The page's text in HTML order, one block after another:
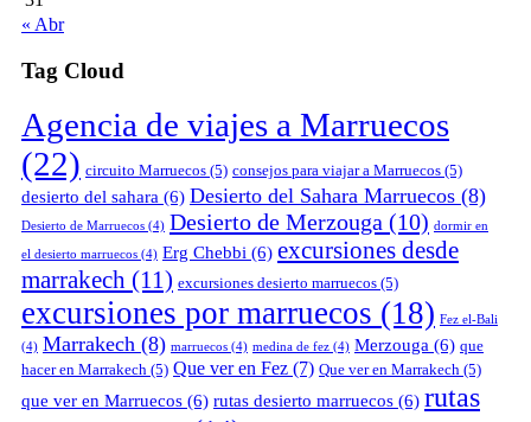
« Abr
Tag Cloud
Agencia de viajes a Marruecos
(22) circuito Marruecos (5) consejos para viajar a Marruecos (5)
desierto del sahara (6) Desierto del Sahara Marruecos (8)
Desierto de Marruecos (4) Desierto de Merzouga (10) dormir en
el desierto marruecos (4) Erg Chebbi (6) excursiones desde
marrakech (11) excursiones desierto marruecos (5)
excursiones por marruecos (18) Fez el-Bali
(4) Marrakech (8) marruecos (4) medina de fez (4) Merzouga (6) que
hacer en Marrakech (5) Que ver en Fez (7) Que ver en Marrakech (5)
que ver en Marruecos (6) rutas desierto marruecos (6) rutas